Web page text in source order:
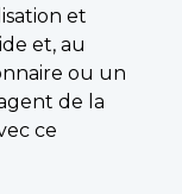
et
et, au
ou un
de la
ce